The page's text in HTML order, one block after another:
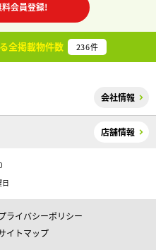
会員登録!
全掲載物件数 236件
会社情報
店舗情報
ライバシーポリシー
イトマップ